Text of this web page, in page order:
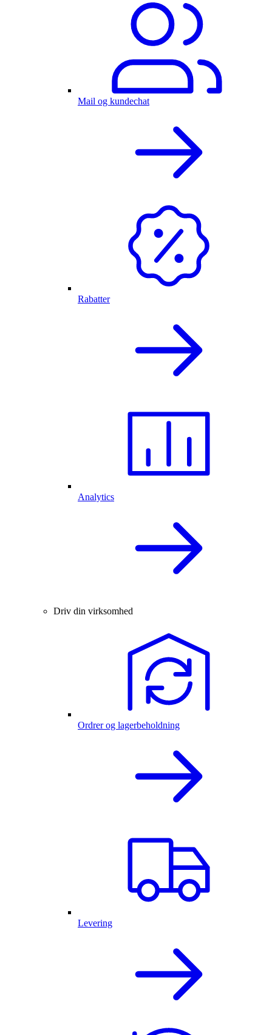
Mail og kundechat
Rabatter
Analytics
Driv din virksomhed
Ordrer og lagerbeholdning
Levering